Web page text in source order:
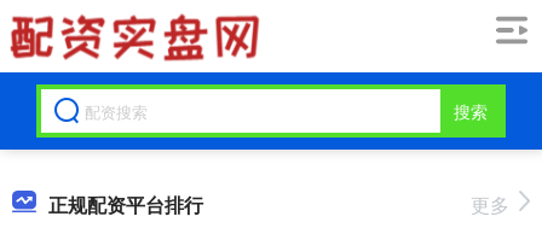
搜索
正规配资平台排行 更多